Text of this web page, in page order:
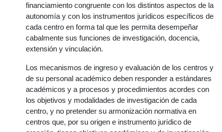
financiamiento congruente con los distintos aspectos de la
autonomía y con los instrumentos jurídicos específicos de
cada centro en forma tal que les permita desempeñar
cabalmente sus funciones de investigación, docencia,
extensión y vinculación.
Los mecanismos de ingreso y evaluación de los centros y
de su personal académico deben responder a estándares
académicos y a procesos y procedimientos acordes con
los objetivos y modalidades de investigación de cada
centro, y no pretender su armonización normativa en
centros que, por su origen e instrumento jurídico de